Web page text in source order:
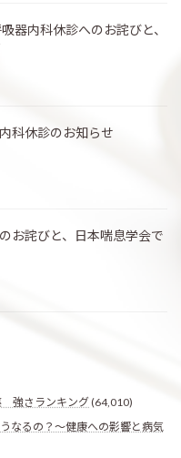
器内科休診へのお詫びと、
科休診のお知らせ
お詫びと、日本喘息学会で
強さランキング(64,010)
なるの？〜健康への影響と病気